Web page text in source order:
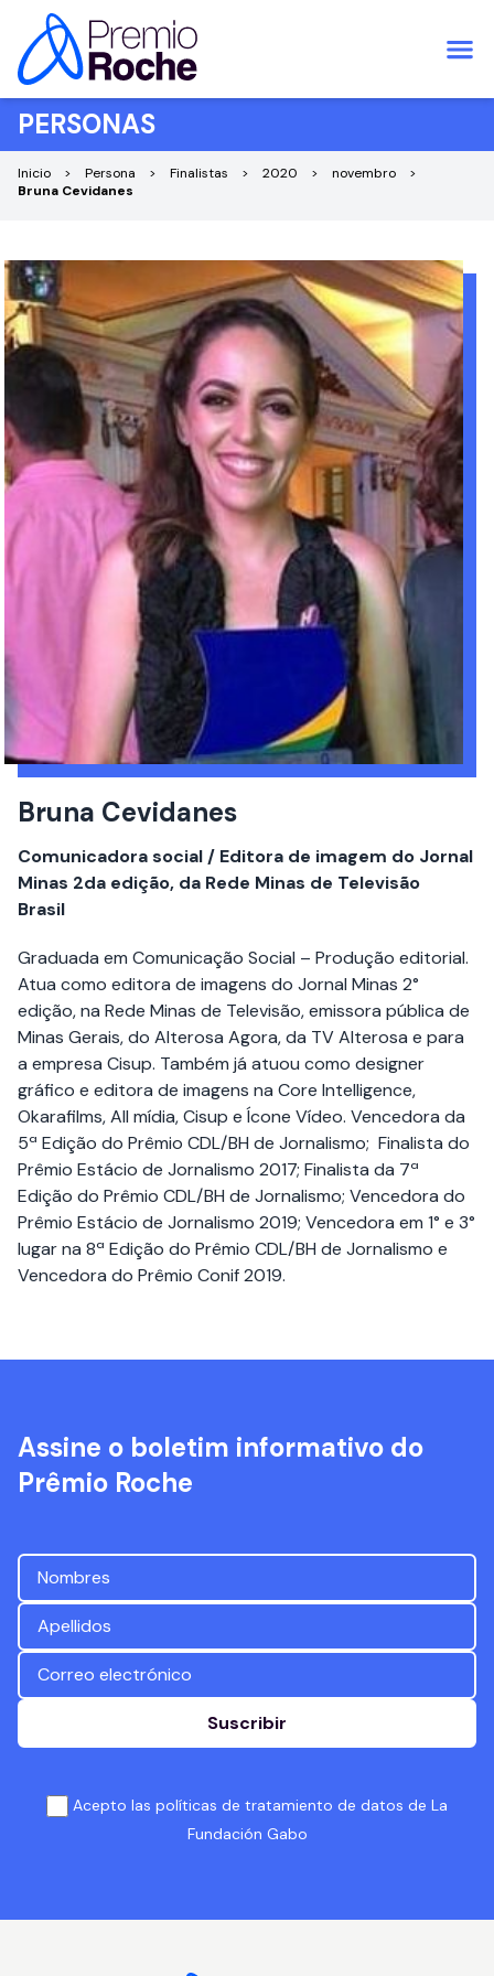
Pular para o conteúdo
PERSONAS
Inicio Persona Finalistas 2020
novembro
Bruna Cevidanes
Bruna Cevidanes
Comunicadora social / Editora de imagem do Jornal
Minas 2da edição, da Rede Minas de Televisão
Brasil
Graduada em Comunicação Social – Produção editorial.
Atua como editora de imagens do Jornal Minas 2°
edição, na Rede Minas de Televisão, emissora pública de
Minas Gerais, do Alterosa Agora, da TV Alterosa e para
a empresa Cisup. Também já atuou como designer
gráfico e editora de imagens na Core Intelligence,
Okarafilms, All mídia, Cisup e Ícone Vídeo. Vencedora da
5ª Edição do Prêmio CDL/BH de Jornalismo; Finalista do
Prêmio Estácio de Jornalismo 2017; Finalista da 7ª
Edição do Prêmio CDL/BH de Jornalismo; Vencedora do
Prêmio Estácio de Jornalismo 2019; Vencedora em 1° e 3°
lugar na 8ª Edição do Prêmio CDL/BH de Jornalismo e
Vencedora do Prêmio Conif 2019.
Assine o boletim informativo do
Prêmio Roche
Suscribir
Acepto las políticas de tratamiento de datos de La
Fundación Gabo